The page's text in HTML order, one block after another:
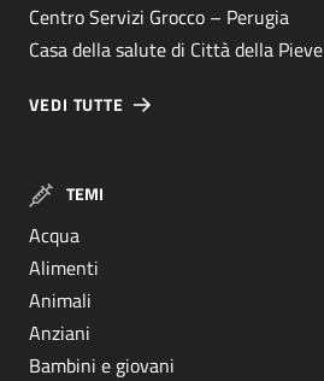
Centro Servizi Grocco – Perugia
Casa della salute di Città della Pieve
VEDI TUTTE
TEMI
Acqua
Alimenti
Animali
Anziani
Bambini e giovani